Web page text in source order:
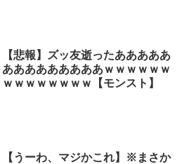
【悲報】ズッ友逝ったあああああ
あああああああああｗｗｗｗｗｗ
ｗｗｗｗｗｗｗｗ【モンスト】
【うーわ、マジかこれ】※まさか